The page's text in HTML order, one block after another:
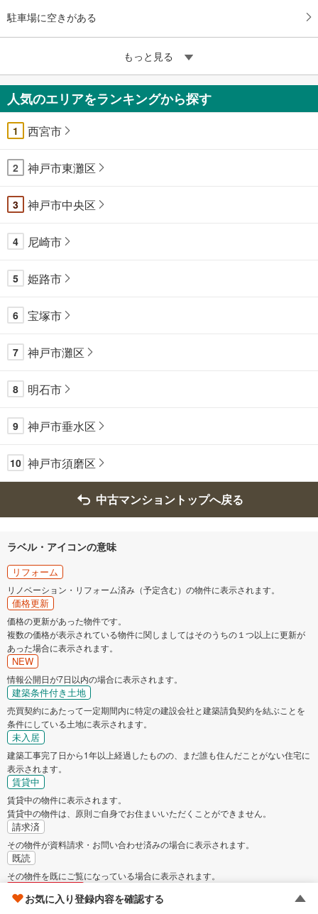
駐車場に空きがある
もっと見る
人気のエリアをランキングから探す
1 西宮市
2 神戸市東灘区
3 神戸市中央区
4 尼崎市
5 姫路市
6 宝塚市
7 神戸市灘区
8 明石市
9 神戸市垂水区
10 神戸市須磨区
中古マンショントップへ戻る
ラベル・アイコンの意味
リフォーム
リノベーション・リフォーム済み（予定含む）の物件に表示されます。
価格更新
価格の更新があった物件です。
複数の価格が表示されている物件に関しましてはそのうちの１つ以上に更新が
あった場合に表示されます。
NEW
情報公開日が7日以内の場合に表示されます。
建築条件付き土地
売買契約にあたって一定期間内に特定の建設会社と建築請負契約を結ぶことを
条件にしている土地に表示されます。
未入居
建築工事完了日から1年以上経過したものの、まだ誰も住んだことがない住宅に
表示されます。
賃貸中
賃貸中の物件に表示されます。
賃貸中の物件は、原則ご自身でお住まいいただくことができません。
請求済
その物件が資料請求・お問い合わせ済みの場合に表示されます。
既読
その物件を既にご覧になっている場合に表示されます。
【Yahoo!不動産】物件ご成約で最大20万円相当PayPayポイントプレゼント！
お気に入り登録内容を確認する